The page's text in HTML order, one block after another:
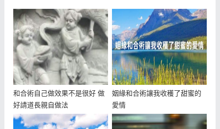
和合術自己做效果不是很好 做
好請道長親自做法
姻緣和合術讓我收穫了甜蜜的
愛情